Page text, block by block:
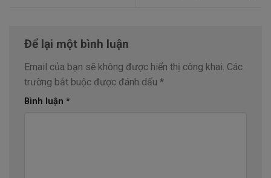
Để lại một bình luận
Email của bạn sẽ không được hiển thị công khai. Các
trường bắt buộc được đánh dấu *
Bình luận *